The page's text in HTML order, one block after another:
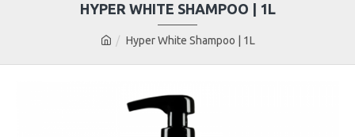
Hyper White Shampoo | 1L
HYPER WHITE SHAMPOO | 1L